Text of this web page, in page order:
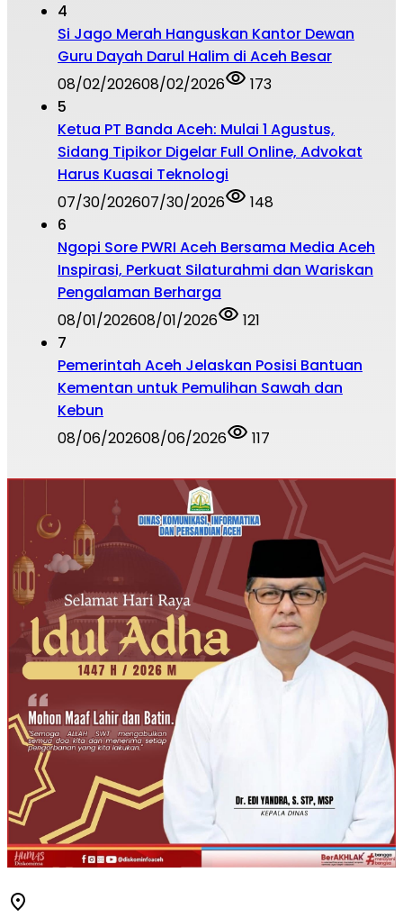
4
Si Jago Merah Hanguskan Kantor Dewan
Guru Dayah Darul Halim di Aceh Besar
08/02/202608/02/2026
173
5
Ketua PT Banda Aceh: Mulai 1 Agustus,
Sidang Tipikor Digelar Full Online, Advokat
Harus Kuasai Teknologi
07/30/202607/30/2026
148
6
Ngopi Sore PWRI Aceh Bersama Media Aceh
Inspirasi, Perkuat Silaturahmi dan Wariskan
Pengalaman Berharga
08/01/202608/01/2026
121
7
Pemerintah Aceh Jelaskan Posisi Bantuan
Kementan untuk Pemulihan Sawah dan
Kebun
08/06/202608/06/2026 117